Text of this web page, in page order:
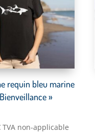
requin bleu marine
»
Le
TVA non-applicable